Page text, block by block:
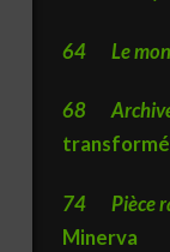
64 Le
68
transformé
74 Pièce
Minerva